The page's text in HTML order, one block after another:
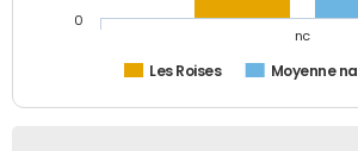
Les Roises Moyenne
nc
0